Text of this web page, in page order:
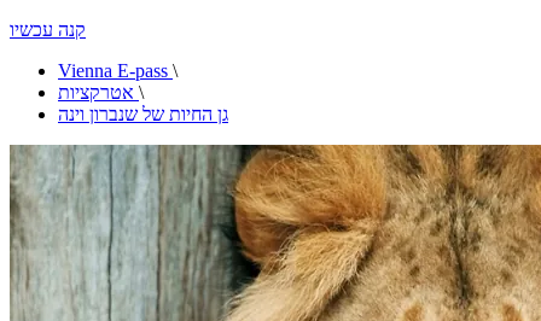
קנה עכשיו
Vienna E-pass \
אטרקציות \
גן החיות של שנברון וינה